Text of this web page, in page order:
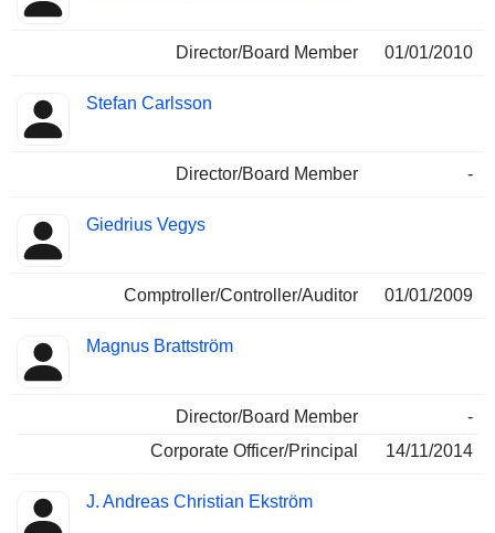
Director/Board Member 01/01/2010
Stefan Carlsson
Director/Board Member -
Giedrius Vegys
Comptroller/Controller/Auditor 01/01/2009
Magnus Brattström
Director/Board Member
-
Corporate Officer/Principal
14/11/2014
J. Andreas Christian Ekström